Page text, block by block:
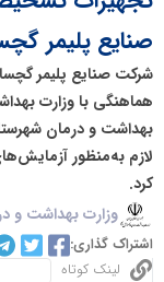
صنایع پلیمر
شرکت صنایع پلیمر
هماهنگی با وزارت
بهداشت و درمان
لازم به‌منظور
کرد.
وزارت بهداشت و
اشتراک گذاری:
لینک کوتاه